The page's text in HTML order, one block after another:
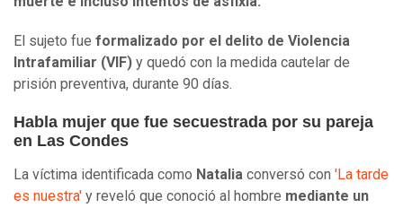
El sujeto fue formalizado por el delito de Violencia
Intrafamiliar (VIF) y quedó con la medida cautelar de
prisión preventiva, durante 90 días.
Habla mujer que fue secuestrada por su pareja
en Las Condes
La víctima identificada como Natalia conversó con 'La tarde
es nuestra' y reveló que conoció al hombre mediante un